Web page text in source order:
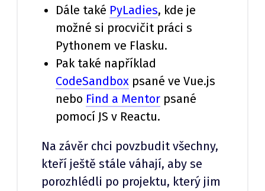
Dále také PyLadies, kde je
možné si procvičit práci s
Pythonem ve Flasku.
Pak také například
CodeSandbox psané ve Vue.js
nebo Find a Mentor psané
pomocí JS v Reactu.
Na závěr chci povzbudit všechny,
kteří ještě stále váhají, aby se
porozhlédli po projektu, který jim